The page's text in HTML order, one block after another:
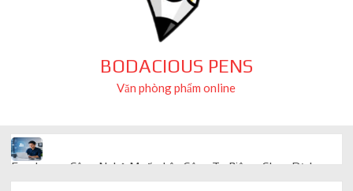
BODACIOUS PENS
Văn phòng phẩm online
Freelancer Công Nghệ Muốn Lên Công Ty Riêng: Chọn Dịch
Vụ Thành Lập Trọn Gói Giá Rẻ Thế Nào?